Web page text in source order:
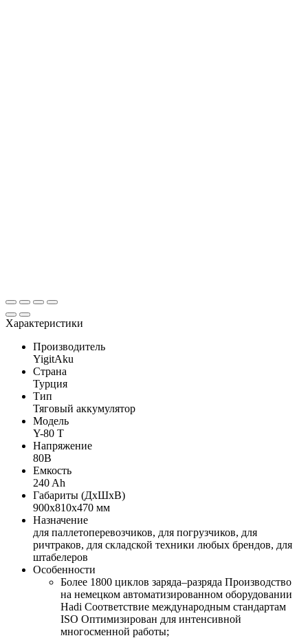
Характеристики
Производитель
YigitAku
Страна
Турция
Тип
Тяговый аккумулятор
Модель
Y-80 T
Напряжение
80В
Емкость
240 Ah
Габариты (ДхШхВ)
900х810х470 мм
Назначение
для паллетоперевозчиков, для погрузчиков, для
ричтраков, для складской техники любых брендов, для
штабелеров
Особенности
Более 1800 циклов заряда–разряда Производство
на немецком автоматизированном оборудовании
Hadi Соответствие международным стандартам
ISO Оптимизирован для интенсивной
многосменной работы;